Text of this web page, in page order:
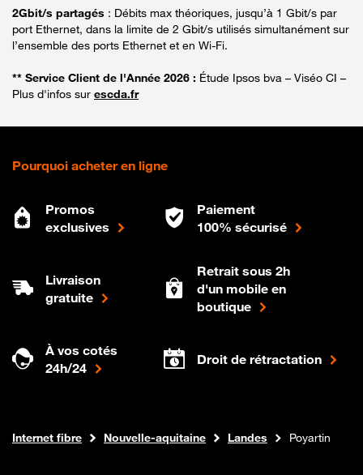
2Gbit/s partagés : Débits max théoriques, jusqu’à 1 Gbit/s par
port Ethernet, dans la limite de 2 Gbit/s utilisés simultanément sur
l’ensemble des ports Ethernet et en Wi-Fi.
** Service Client de l'Année 2026 : Étude Ipsos bva – Viséo CI –
Plus d'infos sur escda.fr
Pourquoi acheter en ligne
Promos
exclusives
Paiement
100% sécurisé
Livraison
gratuite
Retrait sous 2h
d'un mobile en
boutique
À vos cotés
24h/24
Droit de rétractation
Boutique Orange
Internet fibre Nouvelle-aquitaine Landes Poyartin